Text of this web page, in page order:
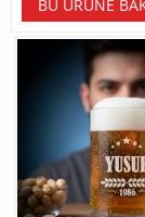
BU ÜRÜNE